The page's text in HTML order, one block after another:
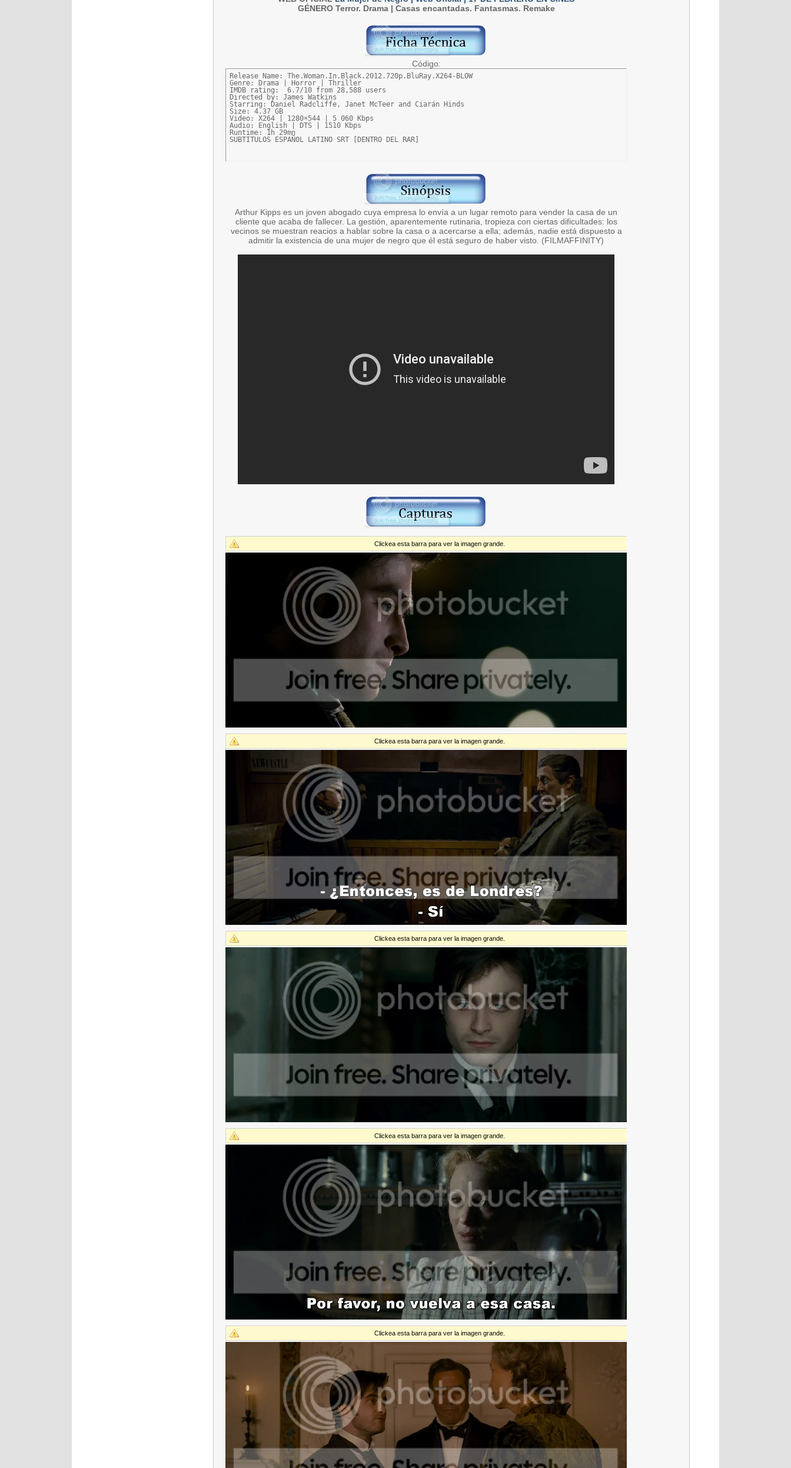
GÉNERO Terror. Drama | Casas encantadas. Fantasmas. Remake
Código:
Release Name: The.Woman.In.Black.2012.720p.BluRay.X264-BLOW
Genre: Drama | Horror | Thriller
IMDB rating:  6.7/10 from 28,588 users
Directed by: James Watkins
Starring: Daniel Radcliffe, Janet McTeer and Ciarán Hinds
Size: 4.37 GB
Video: X264 | 1280×544 | 5 060 Kbps
Audio: English | DTS | 1510 Kbps
Runtime: 1h 29mn
SUBTITULOS ESPAÑOL LATINO SRT [DENTRO DEL RAR]
Arthur Kipps es un joven abogado cuya empresa lo envía a un lugar remoto para vender la casa de un
cliente que acaba de fallecer. La gestión, aparentemente rutinaria, tropieza con ciertas dificultades: los
vecinos se muestran reacios a hablar sobre la casa o a acercarse a ella; además, nadie está dispuesto a
admitir la existencia de una mujer de negro que él está seguro de haber visto. (FILMAFFINITY)
Clickea esta barra para ver la imagen grande.
Clickea esta barra para ver la imagen grande.
Clickea esta barra para ver la imagen grande.
Clickea esta barra para ver la imagen grande.
Clickea esta barra para ver la imagen grande.